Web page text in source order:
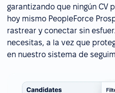
garantizando que ningún CV
hoy mismo PeopleForce
rastrear y conectar sin
necesitas, a la vez que
en nuestro sistema de